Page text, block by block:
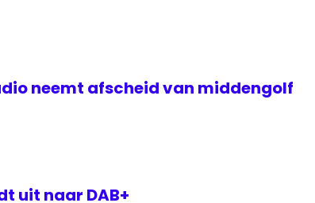
neemt afscheid van middengolf
uit naar DAB+